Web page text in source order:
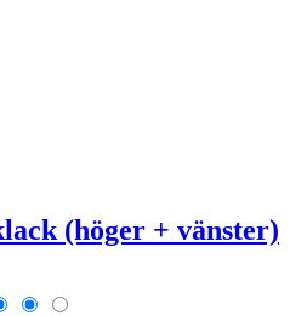
(höger + vänster)